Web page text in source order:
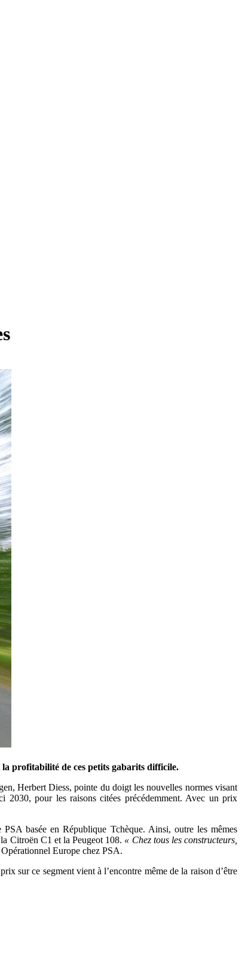
la profitabilité de ces petits gabarits difficile.
Herbert Diess, pointe du doigt les nouvelles normes visant
pour les raisons citées précédemment. Avec un prix
basée en République Tchèque. Ainsi, outre les mêmes
Citroën C1 et la Peugeot 108. « Chez tous les constructeurs,
Europe chez PSA.
sur ce segment vient à l’encontre même de la raison d’être